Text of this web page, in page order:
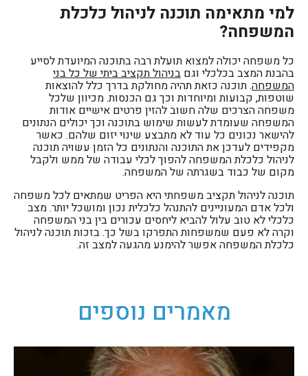
למי מתאימה תוכנה לניהול כלכלת
המשפחה?
כל משפחה יכולה למצוא תועלת רבה בתוכנה המיועדת לסייע
בהבנת המצב בכלכלי וגם בניהול תקציב ביתי של כל בני
המשפחה. תוכנה כזאת תהיה מחולקת בדרך כלל להוצאות
שוטפות, קבועות ומיוחדות וכך גם הכנסות. מכיוון שלכל
משפחה הצרכים שלה חשוב להזין פרטים אישיים אודות
המשפחה שעומדת לעשות שימוש בתוכנה וכך יכולים הנתונים
להישאר נכונים כל עוד לא מתבצע שינוי יזום שלהם. כאשר
מקפידים לעדכן את התוכנה והנתונים כל הזמן עשויה תוכנה
לניהול כלכלת המשפחה להפוך לכלי עבודה של ממש ולקבל
מקום של כבוד בשגרתה של המשפחה.
תוכנה לניהול תקציב משפחתי היא הפריט שמתאים לכל משפחה
ולכל אדם המעוניינים להתנהל כלכלית נכון ומושכל יותר. מצב
כלכלי לא טוב עלול להביא ליחסים עכורים בין בני המשפחה
וקרה לא פעם שמשפחות התפרקו בשל כך. בזכות תוכנה לניהול
כלכלת המשפחה אפשר להימנע מהגעה למצב זה.
מאמרים נוספים